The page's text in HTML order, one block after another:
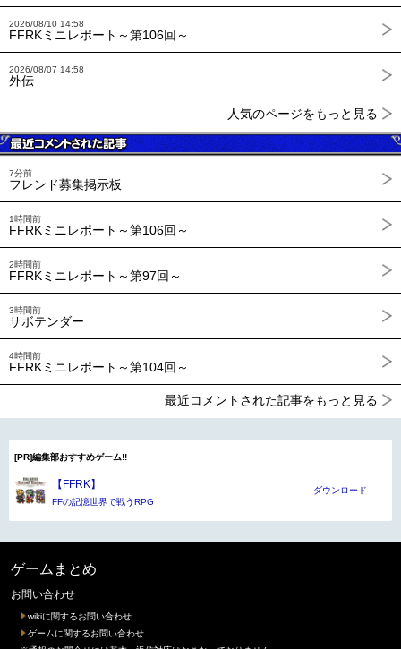
2026/08/10 14:58
FFRKミニレポート～第106回～
2026/08/07 14:58
外伝
人気のページをもっと見る
7分前
フレンド募集掲示板
1時間前
FFRKミニレポート～第106回～
2時間前
FFRKミニレポート～第97回～
3時間前
サボテンダー
4時間前
FFRKミニレポート～第104回～
最近コメントされた記事をもっと見る
[PR]編集部おすすめゲーム!!
【FFRK】
FFの記憶世界で戦うRPG
ダウンロード
ゲームまとめ
お問い合わせ
wikiに関するお問い合わせ
ゲームに関するお問い合わせ